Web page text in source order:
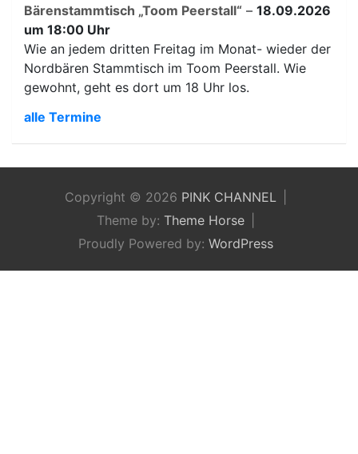
Bärenstammtisch „Toom Peerstall“ – 18.09.2026
um 18:00 Uhr
Wie an jedem dritten Freitag im Monat- wieder der
Nordbären Stammtisch im Toom Peerstall. Wie
gewohnt, geht es dort um 18 Uhr los.
alle Termine
Copyright © 2026 PINK CHANNEL
Theme by: Theme Horse
Proudly Powered by: WordPress